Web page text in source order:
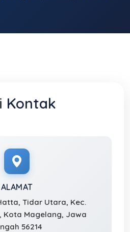
Kontak
ALAMAT
Tidar Utara, Kec.
Kota Magelang, Jawa
56214